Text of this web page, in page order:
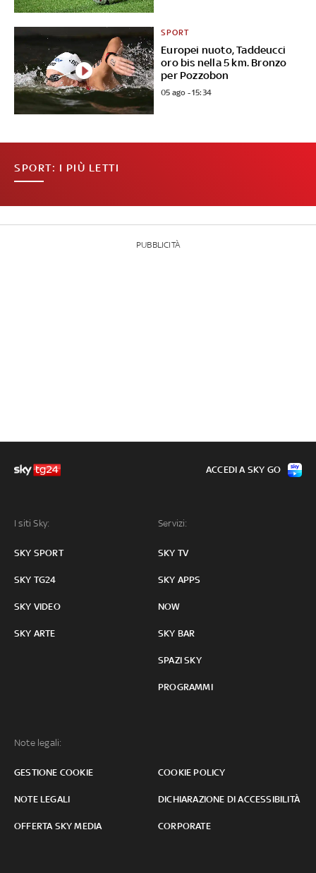
Europei nuoto, Taddeucci
oro bis nella 5 km. Bronzo
per Pozzobon
SPORT
05 ago - 15:34
SPORT: I PIÙ LETTI
PUBBLICITÀ
I siti Sky:
SKY SPORT
SKY TG24
SKY VIDEO
SKY ARTE
Servizi:
SKY TV
SKY APPS
NOW
SKY BAR
SPAZI SKY
PROGRAMMI
Note legali:
GESTIONE COOKIE COOKIE POLICY
NOTE LEGALI DICHIARAZIONE DI ACCESSIBILITÀ
OFFERTA SKY MEDIA CORPORATE
ACCEDI A SKY GO